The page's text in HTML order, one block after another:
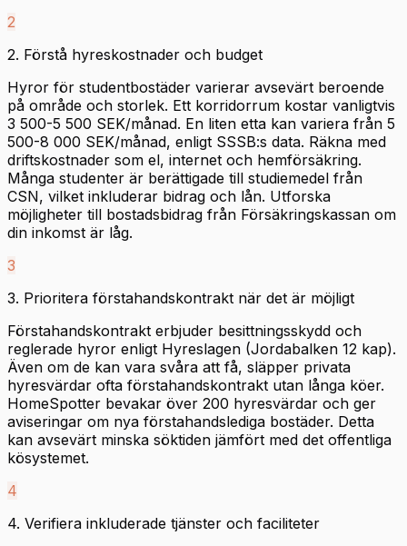
2
2. Förstå hyreskostnader och budget
Hyror för studentbostäder varierar avsevärt beroende
på område och storlek. Ett korridorrum kostar vanligtvis
3 500-5 500 SEK/månad. En liten etta kan variera från 5
500-8 000 SEK/månad, enligt SSSB:s data. Räkna med
driftskostnader som el, internet och hemförsäkring.
Många studenter är berättigade till studiemedel från
CSN, vilket inkluderar bidrag och lån. Utforska
möjligheter till bostadsbidrag från Försäkringskassan om
din inkomst är låg.
3
3. Prioritera förstahandskontrakt när det är möjligt
Förstahandskontrakt erbjuder besittningsskydd och
reglerade hyror enligt Hyreslagen (Jordabalken 12 kap).
Även om de kan vara svåra att få, släpper privata
hyresvärdar ofta förstahandskontrakt utan långa köer.
HomeSpotter bevakar över 200 hyresvärdar och ger
aviseringar om nya förstahandslediga bostäder. Detta
kan avsevärt minska söktiden jämfört med det offentliga
kösystemet.
4
4. Verifiera inkluderade tjänster och faciliteter